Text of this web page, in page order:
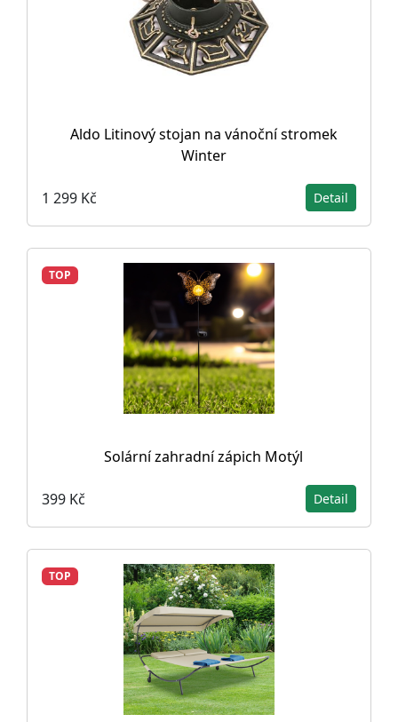
Aldo Litinový stojan na vánoční stromek
Winter
1 299 Kč Detail
TOP
Solární zahradní zápich Motýl
399 Kč Detail
TOP